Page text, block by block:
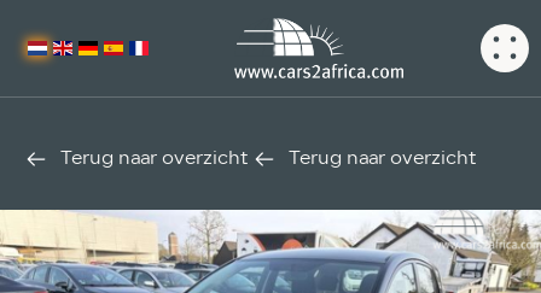
Terug naar overzicht Terug naar overzicht